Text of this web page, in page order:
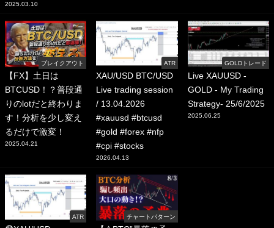
2025.03.10
ブレイクアウト
【FX】土日は
BTCUSD！？普段通
りのlotだと終わりま
す！分析を少し変え
るだけで激変！
2025.04.21
ATR
XAU/USD BTC/USD
Live trading session
/ 13.04.2026
#xauusd #btcusd
#gold #forex #nfp
#cpi #stocks
2026.04.13
GOLDトレード
Live XAUUSD -
GOLD - My Trading
Strategy- 25/6/2025
2025.06.25
ATR チャートパターン